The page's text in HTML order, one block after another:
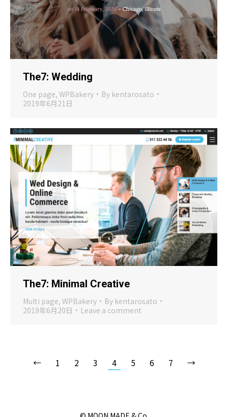
The7: Wedding
One page, WPBakery By kentarosato
2019年6月21日
The7: Minimal Creative
Multi page, WPBakery By kentarosato
2019年6月20日
Leave a comment
← 1 2 3 4 5 6 7 →